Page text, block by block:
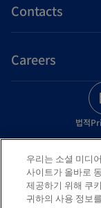
Contacts
Careers
법적
© 2026 KPMG
Company and a
independent
a private English
우리는 소셜 미디
사이트가 올바로
제공하기 위해 쿠
귀하의 사용 정보